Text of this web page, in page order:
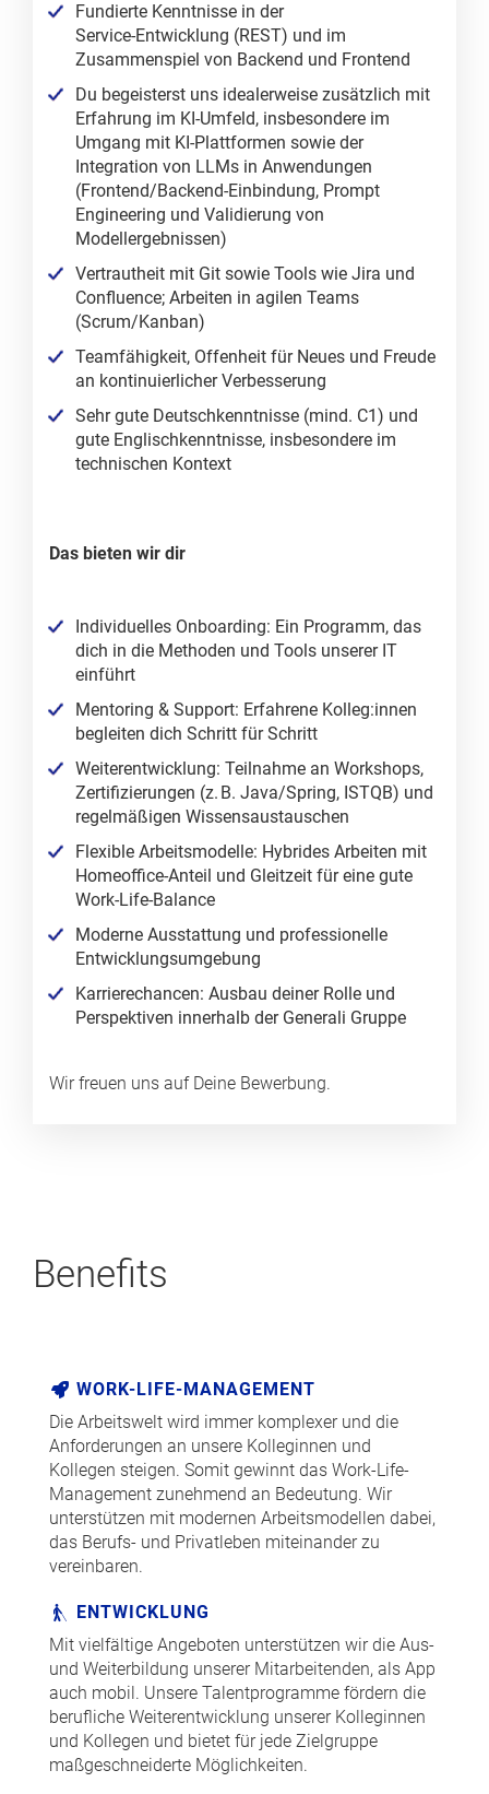
Fundierte Kenntnisse in der
Service‑Entwicklung (REST) und im
Zusammenspiel von Backend und Frontend
Du begeisterst uns idealerweise zusätzlich mit
Erfahrung im KI‑Umfeld, insbesondere im
Umgang mit KI‑Plattformen sowie der
Integration von LLMs in Anwendungen
(Frontend/Backend‑Einbindung, Prompt
Engineering und Validierung von
Modellergebnissen)
Vertrautheit mit Git sowie Tools wie Jira und
Confluence; Arbeiten in agilen Teams
(Scrum/Kanban)
Teamfähigkeit, Offenheit für Neues und Freude
an kontinuierlicher Verbesserung
Sehr gute Deutschkenntnisse (mind. C1) und
gute Englischkenntnisse, insbesondere im
technischen Kontext
Das bieten wir dir
Individuelles Onboarding: Ein Programm, das
dich in die Methoden und Tools unserer IT
einführt
Mentoring & Support: Erfahrene Kolleg:innen
begleiten dich Schritt für Schritt
Weiterentwicklung: Teilnahme an Workshops,
Zertifizierungen (z. B. Java/Spring, ISTQB) und
regelmäßigen Wissensaustauschen
Flexible Arbeitsmodelle: Hybrides Arbeiten mit
Homeoffice‑Anteil und Gleitzeit für eine gute
Work‑Life‑Balance
Moderne Ausstattung und professionelle
Entwicklungsumgebung
Karrierechancen: Ausbau deiner Rolle und
Perspektiven innerhalb der Generali Gruppe
Wir freuen uns auf Deine Bewerbung.
Benefits
WORK-LIFE-MANAGEMENT
Die Arbeitswelt wird immer komplexer und die
Anforderungen an unsere Kolleginnen und
Kollegen steigen. Somit gewinnt das Work-Life-
Management zunehmend an Bedeutung. Wir
unterstützen mit modernen Arbeitsmodellen dabei,
das Berufs- und Privatleben miteinander zu
vereinbaren.
ENTWICKLUNG
Mit vielfältige Angeboten unterstützen wir die Aus-
und Weiterbildung unserer Mitarbeitenden, als App
auch mobil. Unsere Talentprogramme fördern die
berufliche Weiterentwicklung unserer Kolleginnen
und Kollegen und bietet für jede Zielgruppe
maßgeschneiderte Möglichkeiten.